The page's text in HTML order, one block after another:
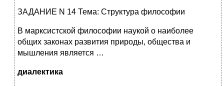
ЗАДАНИЕ N 14 Тема: Структура философии
В марксистской философии наукой о наиболее
общих законах развития природы, общества и
мышления является …
диалектика